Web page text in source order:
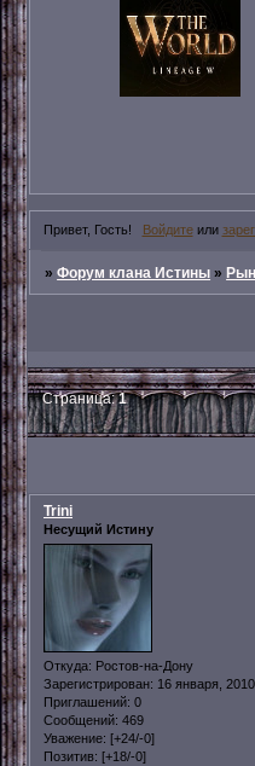
Привет, Гость! Войдитеили
»Форум клана Истины »
Страница:1
Trini
Несущий Истину
Откуда: Ростов-на-Дону
Зарегистрирован: 16 января,
Приглашений: 0
Сообщений: 469
Уважение: [+24/-0]
Позитив: [+18/-0]